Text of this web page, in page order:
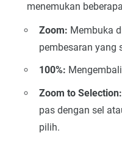
menemukan
Zoom: Membuka
pembesaran yang
100%:
Zoom to Selection:
pas dengan sel
pilih.